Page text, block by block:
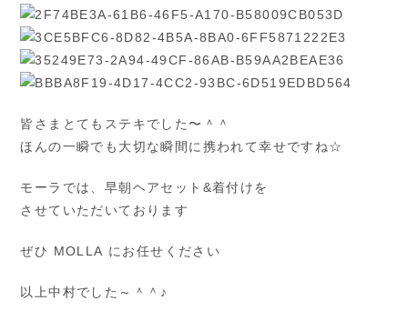
皆さまとてもステキでした〜＾＾
ほんの一瞬でも大切な瞬間に携われて幸せですね☆
モーラでは、早朝ヘアセット&着付けを
させていただいております
ぜひ MOLLA にお任せください
以上中村でした～＾＾♪